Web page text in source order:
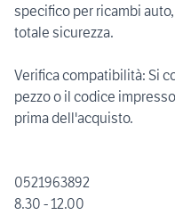
specifico per ricambi
totale sicurezza.
Verifica compatibilità: Si
pezzo o il codice
prima dell'acquisto.
0521963892
8.30 - 12.00